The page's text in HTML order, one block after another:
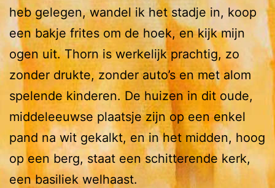
heb gelegen, wandel ik het stadje in, koop
een bakje frites om de hoek, en kijk mijn
ogen uit. Thorn is werkelijk prachtig, zo
zonder drukte, zonder auto’s en met alom
spelende kinderen. De huizen in dit oude,
middeleeuwse plaatsje zijn op een enkel
pand na wit gekalkt, en in het midden, hoog
op een berg, staat een schitterende kerk,
een basiliek welhaast.